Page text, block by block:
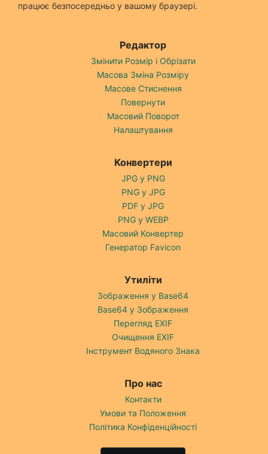
працює безпосередньо у вашому браузері.
Редактор
Змінити Розмір і Обрізати
Масова Зміна Розміру
Масове Стиснення
Повернути
Масовий Поворот
Налаштування
Конвертери
JPG у PNG
PNG у JPG
PDF у JPG
PNG у WEBP
Масовий Конвертер
Генератор Favicon
Утиліти
Зображення у Base64
Base64 у Зображення
Перегляд EXIF
Очищення EXIF
Інструмент Водяного Знака
Про нас
Контакти
Умови та Положення
Політика Конфіденційності